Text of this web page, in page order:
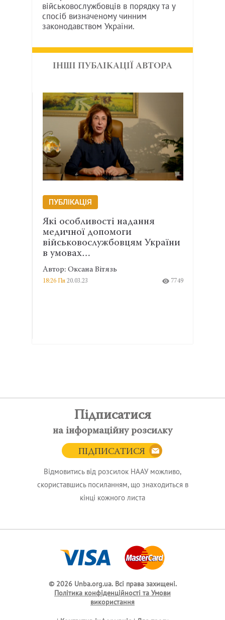
військовослужбовців в порядку та у
спосіб визначеному чинним
законодавством України.
ІНШІ ПУБЛІКАЦІЇ АВТОРА
ПУБЛІКАЦІЯ
Які особливості надання
медичної допомоги
військовослужбовцям України
в умовах…
Автор: Оксана Вітязь
18:26 Пн 20.03.23 7749
Підписатися
на інформаційну розсилку
ПІДПИСАТИСЯ
Відмовитись від розсилок НААУ можливо,
скориставшись посиланням, що знаходиться в
кінці кожного листа
© 2026 Unba.org.ua. Всі права захищені.
Політика конфіденційності та Умови
використання